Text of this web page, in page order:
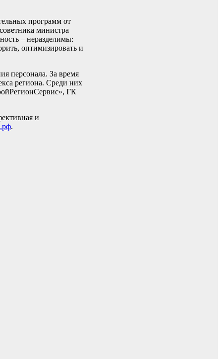
программ от
министра
– неразделимы:
оптимизировать и
персонала. За время
региона. Среди них
ГК
и
.